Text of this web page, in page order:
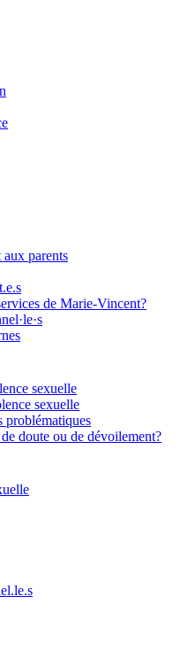
parents
de Marie-Vincent?
sexuelle
sexuelle
problématiques
doute ou de dévoilement?